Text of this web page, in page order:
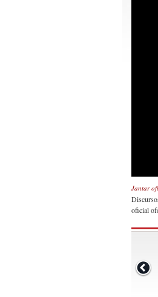
Jantar
oficial